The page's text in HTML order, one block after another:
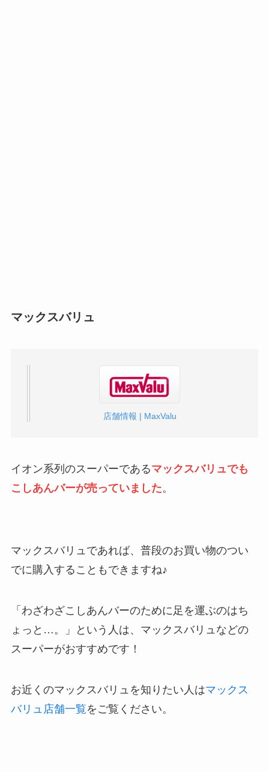
マックスバリュ
店舗情報 | MaxValu
イオン系列のスーパーであるマックスバリュでも
こしあんバーが売っていました。
マックスバリュであれば、普段のお買い物のつい
でに購入することもできますね♪
「わざわざこしあんバーのために足を運ぶのはち
ょっと…。」という人は、マックスバリュなどの
スーパーがおすすめです！
お近くのマックスバリュを知りたい人はマックス
バリュ店舗一覧をご覧ください。